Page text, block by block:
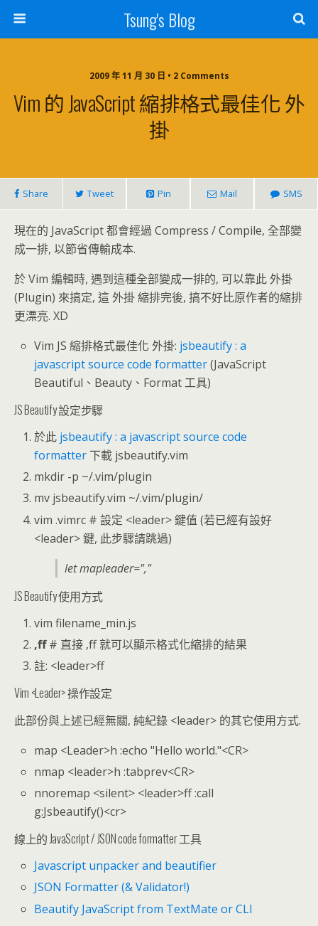
Tsung's Blog
2009 年 11 月 30 日 • 2 Comments
Vim 的 JavaScript 縮排格式最佳化 外
掛
Share Tweet Pin Mail SMS
現在的 JavaScript 都會經過 Compress / Compile, 全部變
成一排, 以節省傳輸成本.
於 Vim 編輯時, 遇到這種全部變成一排的, 可以靠此 外掛
(Plugin) 來搞定, 這 外掛 縮排完後, 搞不好比原作者的縮排
更漂亮. XD
Vim JS 縮排格式最佳化 外掛: jsbeautify : a
javascript source code formatter(JavaScript
Beautiful、Beauty、Format 工具)
JS Beautify 設定步驟
於此 jsbeautify : a javascript source code
formatter 下載 jsbeautify.vim
mkdir -p ~/.vim/plugin
mv jsbeautify.vim ~/.vim/plugin/
vim .vimrc # 設定 <leader> 鍵值 (若已經有設好
<leader> 鍵, 此步驟請跳過)
let mapleader=","
JS Beautify 使用方式
vim filename_min.js
,ff# 直接 ,ff 就可以顯示格式化縮排的結果
註: <leader>ff
Vim <Leader> 操作設定
此部份與上述已經無關, 純紀錄 <leader> 的其它使用方式.
map <Leader>h :echo "Hello world."<CR>
nmap <leader>h :tabprev<CR>
nnoremap <silent> <leader>ff :call
g:Jsbeautify()<cr>
線上的 JavaScript / JSON code formatter 工具
Javascript unpacker and beautifier
JSON Formatter (& Validator!)
Beautify JavaScript from TextMate or CLI